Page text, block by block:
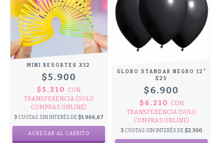
MINI RESORTES X12
$5.900
$5.310
CON
TRANSFERENCIA (SOLO
COMPRAS ONLINE)
3 CUOTAS SIN INTERÉS DE $1.966,67
GLOBO STANDAR NEGRO 12"
X25
$6.900
$6.210
CON
TRANSFERENCIA (SOLO
COMPRAS ONLINE)
3 CUOTAS SIN INTERÉS DE $2.300